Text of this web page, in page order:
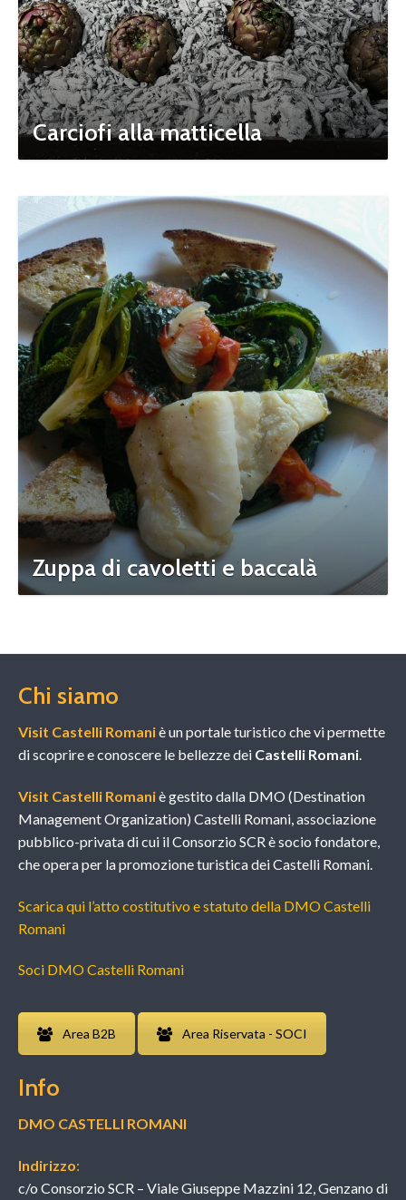
Carciofi alla matticella
Zuppa di cavoletti e baccalà
Chi siamo
Visit Castelli Romaniè un portale turistico che vi permette
di scoprire e conoscere le bellezze dei Castelli Romani.
Visit Castelli Romaniè gestito dalla DMO (Destination
Management Organization) Castelli Romani, associazione
pubblico-privata di cui il Consorzio SCR è socio fondatore,
che opera per la promozione turistica dei Castelli Romani.
Scarica qui l’atto costitutivo e statuto della DMO Castelli
Romani
Soci DMO Castelli Romani
Area B2B Area Riservata - SOCI
Info
DMO CASTELLI ROMANI
Indirizzo:
c/o Consorzio SCR – Viale Giuseppe Mazzini 12, Genzano di